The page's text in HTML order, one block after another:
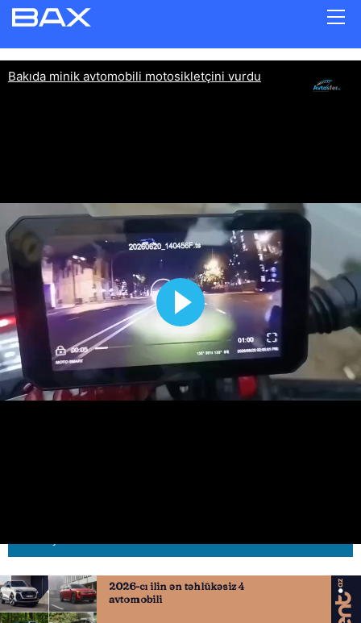
Bakıda minik avtomobili